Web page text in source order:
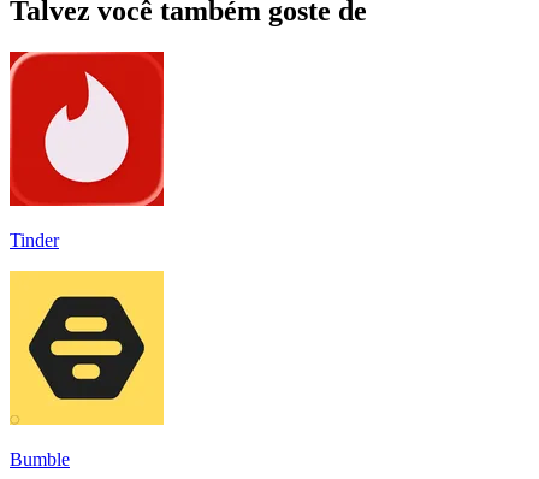
Talvez você também goste de
Tinder
Bumble